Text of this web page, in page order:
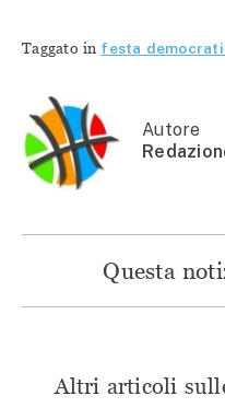
Twitter
(Si
finestra)
Taggato in festa
Autore
Questa
Altri articoli